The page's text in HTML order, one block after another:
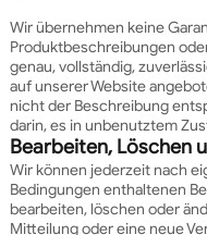
Wir übernehmen keine
Produktbeschreibungen
genau, vollständig,
auf unserer Website
nicht der Beschreibung
darin, es in unbenutztem
Bearbeiten, Löschen
Wir können jederzeit nach
Bedingungen enthaltenen
bearbeiten, löschen oder
Mitteilung oder eine neue